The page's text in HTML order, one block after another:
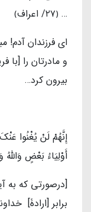
… ﴿٢٧/ اعراف﴾
ای فرزندان آدم!
و مادرتان را
بیرون کرد…
إِنَّهُمْ لَنْ يُغْنُوا
أَوْلِيَاءُ بَعْضٍ وَاللَّهُ وَلِيُّ
[درصورتی که به
برابر [ارادۀ]